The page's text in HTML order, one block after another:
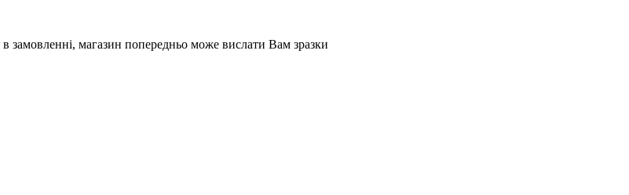
замовленні, магазин попередньо може вислати Вам зразки